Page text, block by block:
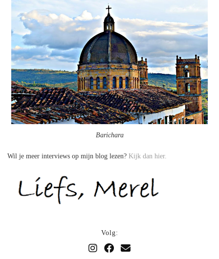
Barichara
Wil je meer interviews op mijn blog lezen? Kijk dan hier.
Volg: